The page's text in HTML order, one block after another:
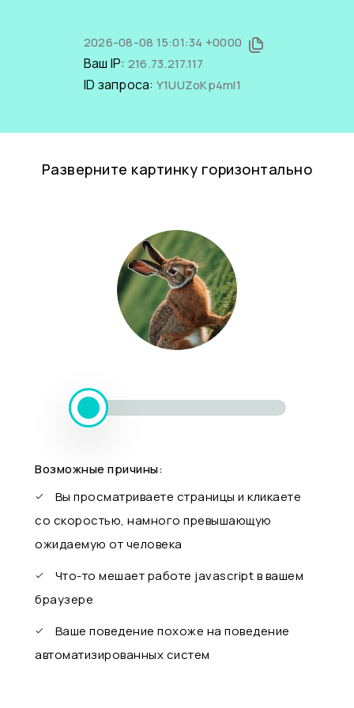
2026-08-08 15:01:34 +0000
Ваш IP: 216.73.217.117
ID запроса: Y1UUZoKp4mI1
Разверните картинку горизонтально
Возможные причины:
Вы просматриваете страницы и кликаете
со скоростью, намного превышающую
ожидаемую от человека
Что-то мешает работе javascript в вашем
браузере
Ваше поведение похоже на поведение
автоматизированных систем